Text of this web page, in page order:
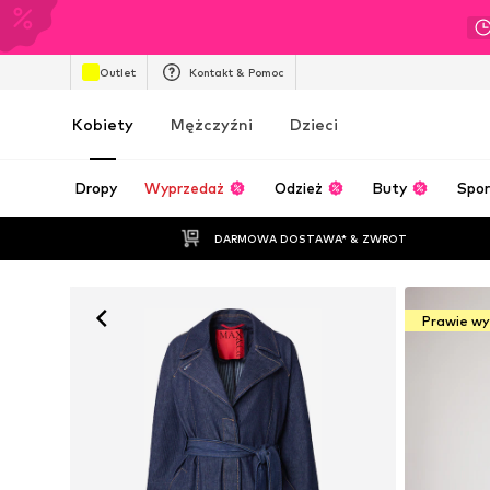
Outlet Kontakt & Pomoc
Kobiety Mężczyźni Dzieci
Dropy Wyprzedaż Odzież Buty
DARMOWA DOSTAWA* & ZWROT
Prawie